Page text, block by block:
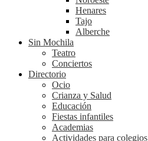
Henares
Tajo
Alberche
Sin Mochila
Teatro
Conciertos
Directorio
Ocio
Crianza y Salud
Educación
Fiestas infantiles
Academias
Actividades para colegios